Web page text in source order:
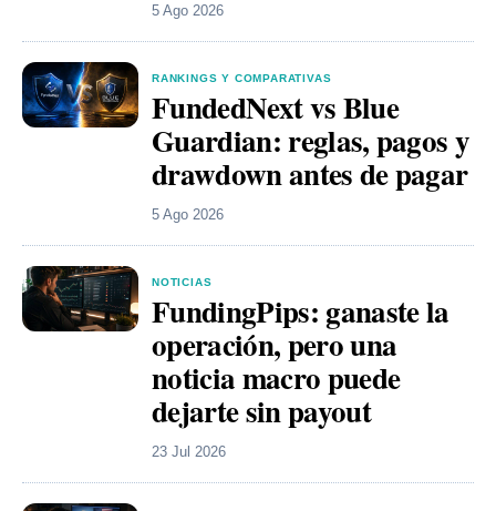
5 Ago 2026
RANKINGS Y COMPARATIVAS
FundedNext vs Blue
Guardian: reglas, pagos y
drawdown antes de pagar
5 Ago 2026
NOTICIAS
FundingPips: ganaste la
operación, pero una
noticia macro puede
dejarte sin payout
23 Jul 2026